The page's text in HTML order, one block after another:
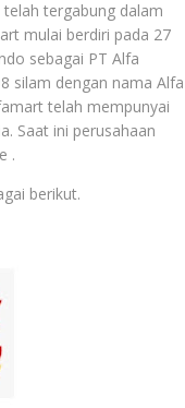
tergabung dalam
mulai berdiri pada 27
sebagai PT Alfa
silam dengan nama Alfa
telah mempunyai
Saat ini perusahaan
.
berikut.